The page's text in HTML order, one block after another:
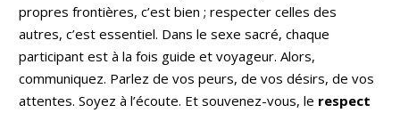
propres frontières, c’est bien ; respecter celles des
autres, c’est essentiel. Dans le sexe sacré, chaque
participant est à la fois guide et voyageur. Alors,
communiquez. Parlez de vos peurs, de vos désirs, de vos
attentes. Soyez à l’écoute. Et souvenez-vous, le respect